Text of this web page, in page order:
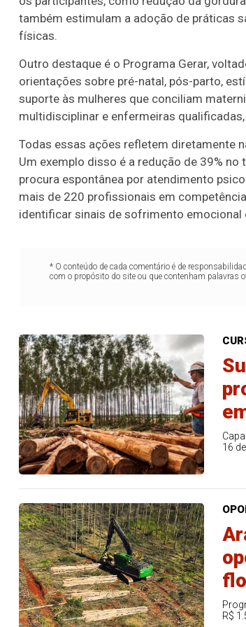
também estimulam a adoção de práticas
físicas.
Outro destaque é o Programa Gerar,
orientações sobre pré-natal, pós-parto,
suporte às mulheres que conciliam
multidisciplinar e enfermeiras
Todas essas ações refletem diretamente
Um exemplo disso é a redução de 39%
procura espontânea por atendimento
mais de 220 profissionais em
identificar sinais de sofrimento emocional
* O conteúdo de cada comentário é de
com o propósito do site ou que contenham palavras
16
R$